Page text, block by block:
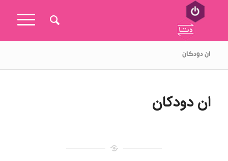
ان دودکان
ان دودکان